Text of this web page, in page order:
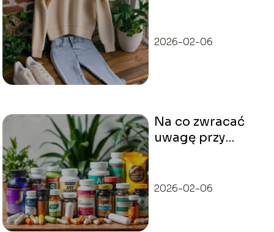
2026-02-06
Na co zwracać
uwagę przy
diety?
2026-02-06